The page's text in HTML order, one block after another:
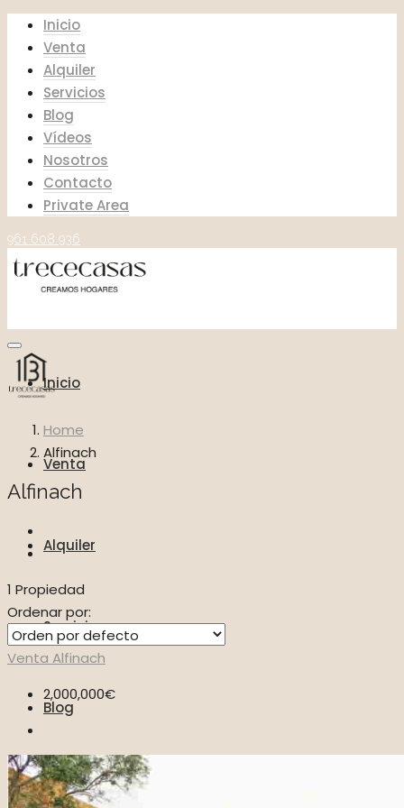
Inicio
Venta
Alquiler
Servicios
Blog
Vídeos
Nosotros
Contacto
Private Area
961 608 936
Inicio
Venta
Alquiler
Servicios
Blog
Vídeos
Home
Alfinach
Alfinach
1 Propiedad
Ordenar por:
Venta Alfinach
2,000,000€